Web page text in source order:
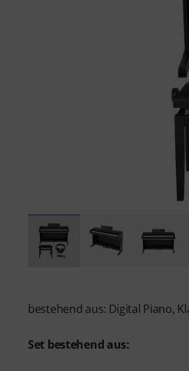
bestehend aus: Digital Piano,
Set bestehend aus: